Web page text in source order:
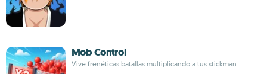
Mob Control
Vive frenéticas batallas multiplicando a tus stickman